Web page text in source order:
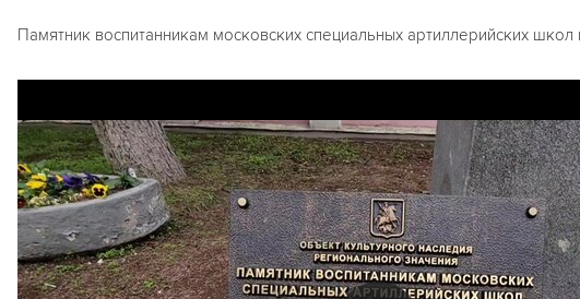
Памятник воспитанникам московских специальных артиллерийских